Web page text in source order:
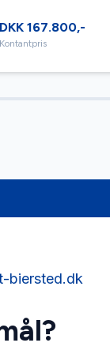
DKK 167.800,-
Kontantpris
biersted.dk